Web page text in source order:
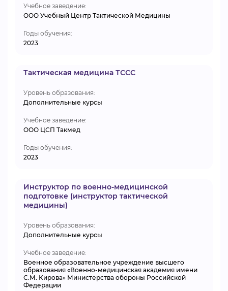
Учебное заведение:
ООО Учебный Центр Тактической Медицины
Годы обучения:
2023
Тактическая медицина ТССС
Уровень образования:
Дополнительные курсы
Учебное заведение:
ООО ЦСП Такмед
Годы обучения:
2023
Инструктор по военно-медицинской
подготовке (инструктор тактической
медицины)
Уровень образования:
Дополнительные курсы
Учебное заведение:
Военное образовательное учреждение высшего
образования «Военно-медицинская академия имени
С.М. Кирова» Министерства обороны Российской
Федерации